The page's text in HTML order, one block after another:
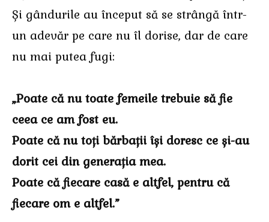
Și gândurile au început să se strângă într-
un adevăr pe care nu îl dorise, dar de care
nu mai putea fugi:
„Poate că nu toate femeile trebuie să fie
ceea ce am fost eu.
Poate că nu toți bărbații își doresc ce și-au
dorit cei din generația mea.
Poate că fiecare casă e altfel, pentru că
fiecare om e altfel.”